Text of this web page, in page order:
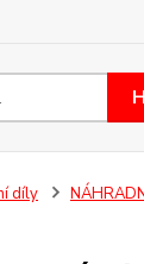
díly